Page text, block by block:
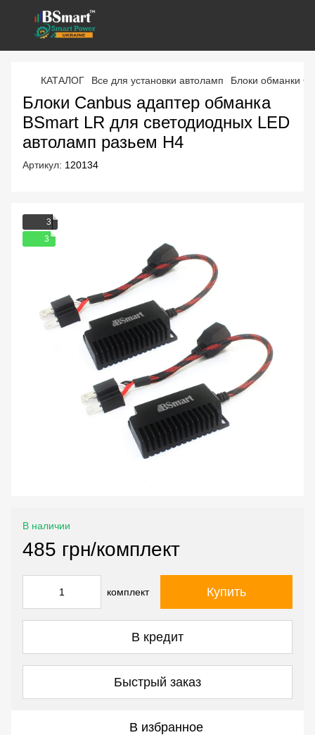
КАТАЛОГ Все для установки автоламп Блоки обманки
Блоки Canbus адаптер обманка
BSmart LR для светодиодных LED
автоламп разьем H4
Артикул: 120134
3
3
В наличии
485 грн/комплект
комплект Купить
В кредит
Быстрый заказ
В избранное